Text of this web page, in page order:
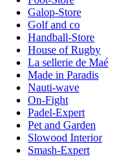
Galop-Store
Golf and co
Handball-Store
House of Rugby
La sellerie de Maé
Made in Paradis
Nauti-wave
On-Fight
Padel-Expert
Pet and Garden
Slowood Interior
Smash-Expert